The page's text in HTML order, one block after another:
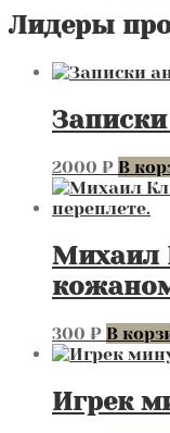
Лидеры
2000 ₽ В
Михаил
300 ₽ В
Игрек